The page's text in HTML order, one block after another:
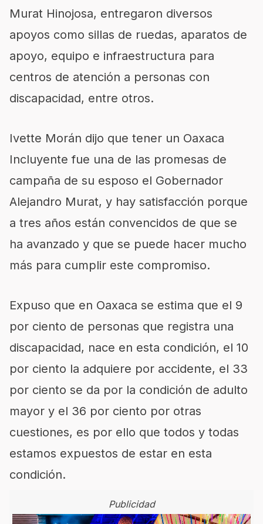
Murat Hinojosa, entregaron diversos
apoyos como sillas de ruedas, aparatos de
apoyo, equipo e infraestructura para
centros de atención a personas con
discapacidad, entre otros.
Ivette Morán dijo que tener un Oaxaca
Incluyente fue una de las promesas de
campaña de su esposo el Gobernador
Alejandro Murat, y hay satisfacción porque
a tres años están convencidos de que se
ha avanzado y que se puede hacer mucho
más para cumplir este compromiso.
Expuso que en Oaxaca se estima que el 9
por ciento de personas que registra una
discapacidad, nace en esta condición, el 10
por ciento la adquiere por accidente, el 33
por ciento se da por la condición de adulto
mayor y el 36 por ciento por otras
cuestiones, es por ello que todos y todas
estamos expuestos de estar en esta
condición.
Publicidad